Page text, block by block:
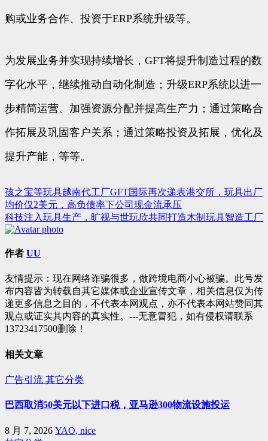
购或业务合作、投资于ERP系统升级等。
为发展业务并实现持续增长，GFT将提升制造过程的数
字化水平，继续推动自动化制造；升级ERP系统以进一
步精简运营、加强资源分配并提高生产力；通过策略合
作拓展及巩固客户关系；通过策略投资及拓展，优化及
提升产能，等等。
文
章
导
航
孩之宝等玩具越南代工厂GFT国际再次递表港交所，玩具出厂
均价仅2美元，高负债率下公司现金流承压
科技注入玩具生产，旷视与世玩欣共同打造木制玩具智造工厂
作者 UU
友情提示：现在网络诈骗很多，做跨境电商小心被骗。此号发
布内容皆为转载自其它媒体或企业宣传文章，相关信息仅为传
递更多信息之目的，不代表本网观点，亦不代表本网站赞同其
观点或证实其内容的真实性。---无意冒犯，如有侵权请联系
13723417500删除！
相关文章
广告引流 其它分类
巴西取消50美元以下进口税，亚马逊300物流设施投运
8 月 7, 2026 YAO, nice